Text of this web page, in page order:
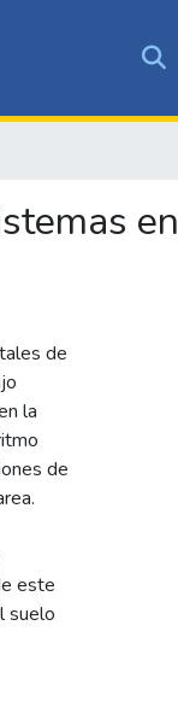
en
de
la
de
este
suelo